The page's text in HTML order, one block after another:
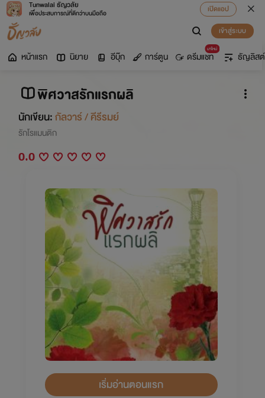
Tunwalai ธัญวลัย
เพื่อประสบการณ์ที่ดีกว่าบนมือถือ
เปิดแอป
เข้าสู่ระบบ
หน้าแรก นิยาย อีบุ๊ก การ์ตูน
มาใหม่
ดรีมแชท ธัญลิสต์
พิศวาสรักแรกผลิ
นักเขียน:กัลวาร์ / คีรีรมย์
รักโรแมนติก
0.0
เริ่มอ่านตอนแรก